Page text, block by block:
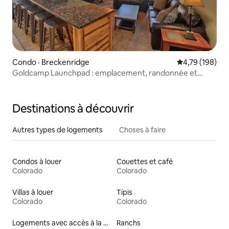
Condo · Breckenridge Note
4,79 (198)
Goldcamp Launchpad : emplacement, randonnée et
Destinations à découvrir
Autres types de logements Choses à faire
Condos à louer
Colorado
Couettes et café
Colorado
Villas à louer
Colorado
Tipis
Colorado
Logements avec accès à la plage
Ranchs